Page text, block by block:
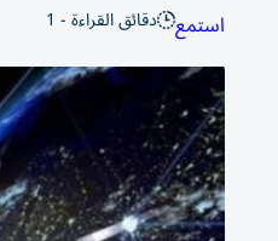
استمع دقائق القراءة - 1